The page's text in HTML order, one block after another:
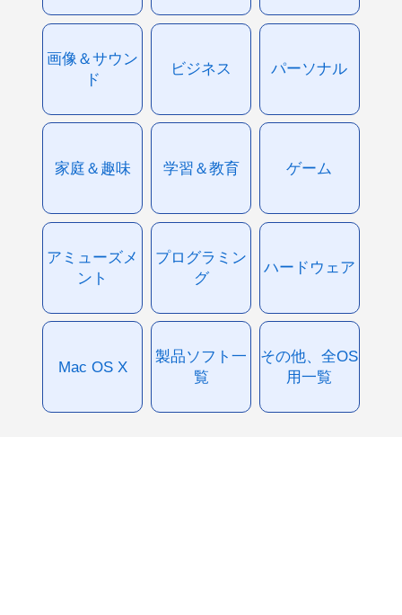
画像＆サウン
ド
ビジネス パーソナル
家庭＆趣味 学習＆教育 ゲーム
アミューズメ
ント
プログラミン
グ
ハードウェア
Mac OS X
製品ソフト一
覧
その他、全OS
用一覧